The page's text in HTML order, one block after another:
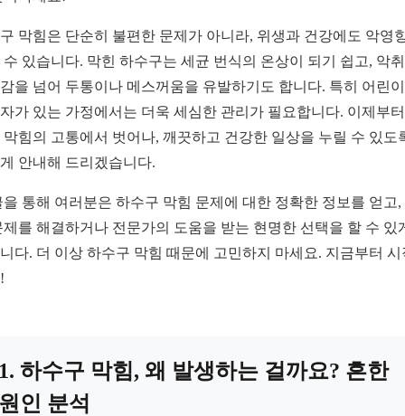
막힘은 단순히 불편한 문제가 아니라, 위생과 건강에도 악영
수 있습니다. 막힌 하수구는 세균 번식의 온상이 되기 쉽고, 악
을 넘어 두통이나 메스꺼움을 유발하기도 합니다. 특히 어린
가 있는 가정에서는 더욱 세심한 관리가 필요합니다. 이제부
막힘의 고통에서 벗어나, 깨끗하고 건강한 일상을 누릴 수 있도
안내해 드리겠습니다.
을 통해 여러분은 하수구 막힘 문제에 대한 정확한 정보를 얻고,
제를 해결하거나 전문가의 도움을 받는 현명한 선택을 할 수 있
다. 더 이상 하수구 막힘 때문에 고민하지 마세요. 지금부터 시
하수구 막힘, 왜 발생하는 걸까요? 흔한
인 분석